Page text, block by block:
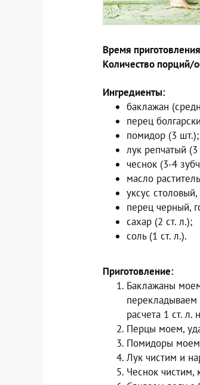
Время
Количество порций/
Ингредиенты:
баклажан
перец
помидор (3 шт.);
лук репчатый
чеснок (3-4
масло
уксус
перец черный,
сахар (2 ст. л.);
соль (1 ст. л.).
Приготовление:
Баклажаны
перекладываем
расчета 1 ст.
Перцы моем,
Помидоры моем
Лук чистим и
Чеснок чистим,